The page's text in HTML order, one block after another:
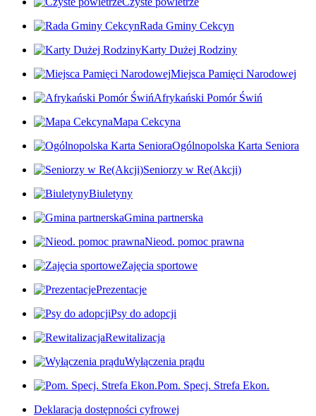
Rada Gminy Cekcyn
Karty Dużej Rodziny
Miejsca Pamięci Narodowej
Afrykański Pomór Świń
Mapa Cekcyna
Ogólnopolska Karta Seniora
Seniorzy w Re(Akcji)
Biuletyny
Gmina partnerska
Nieod. pomoc prawna
Zajęcia sportowe
Prezentacje
Psy do adopcji
Rewitalizacja
Wyłączenia prądu
Pom. Specj. Strefa Ekon.
Deklaracja dostępności cyfrowej